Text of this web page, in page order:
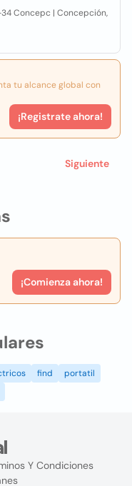
¡Comienza ahora!
34 Concepc | Concepción,
tu alcance global con
¡Registrate ahora!
Siguiente
find
portatil
Y Condiciones